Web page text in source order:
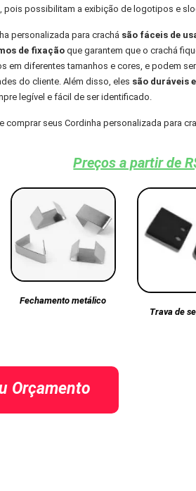
pois possibilitam a exibição de logotipos e
personalizada para crachá são fáceis de
de fixaçãoque garantem que o crachá
em diferentes tamanhos e cores, e podem
do cliente. Além disso, eles são duráveis
legível e fácil de ser identificado.
comprar seus Cordinha personalizada para
Preços a partir de
Fechamento metálico
Trava de
Orçamento